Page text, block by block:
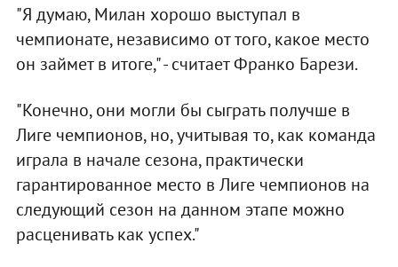
"Я думаю, Милан хорошо выступал в
чемпионате, независимо от того, какое место
он займет в итоге," - считает Франко Барези.
"Конечно, они могли бы сыграть получше в
Лиге чемпионов, но, учитывая то, как команда
играла в начале сезона, практически
гарантированное место в Лиге чемпионов на
следующий сезон на данном этапе можно
расценивать как успех."